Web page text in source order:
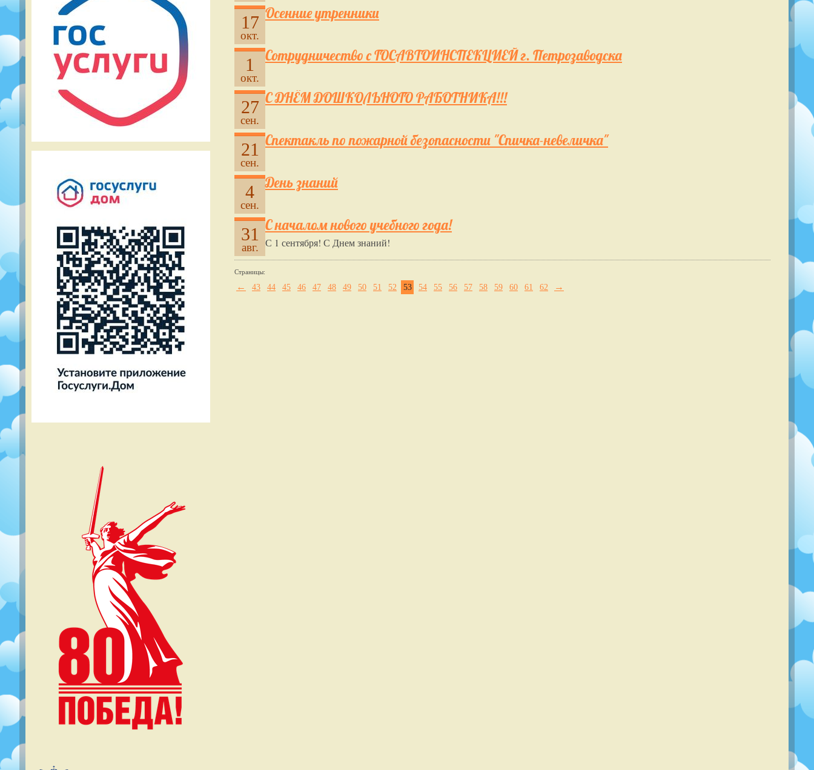
17
окт.
Осенние утренники
1
окт.
Сотрудничество с ГОСАВТОИНСПЕКЦИЕЙ г. Петрозаводска
27
сен.
С ДНЁМ ДОШКОЛЬНОГО РАБОТНИКА!!!
21
сен.
Спектакль по пожарной безопасности "Спичка-невеличка"
4
сен.
День знаний
31
авг.
С началом нового учебного года!
С 1 сентября! С Днем знаний!
Страницы:
← 43 44 45 46 47 48 49 50 51 52 53 54 55 56 57 58 59 60 61 62 →